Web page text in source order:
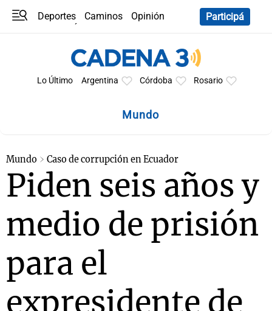
Deportes Caminos
Opinión
Participá
Lo Último Argentina Córdoba Rosario
Mundo
Mundo Caso de corrupción en Ecuador
Piden seis años y
medio de prisión
para el
expresidente de